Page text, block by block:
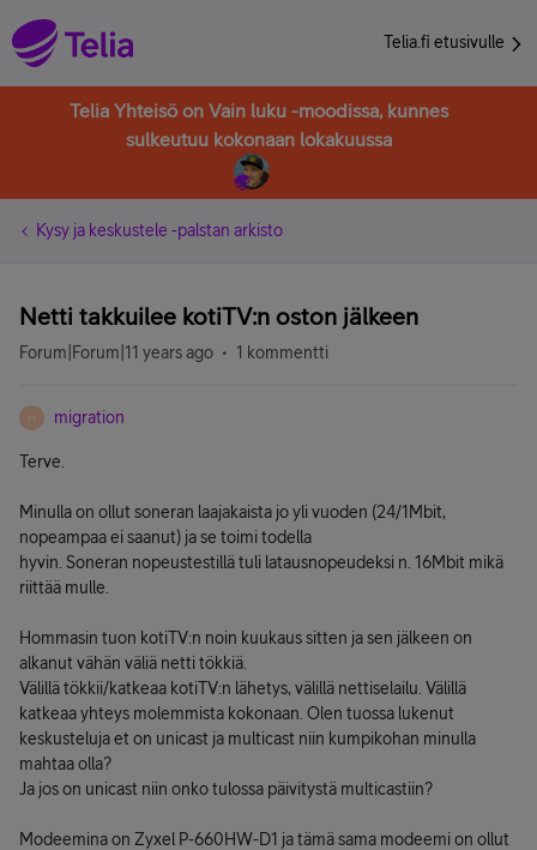
Telia.fi etusivulle
Telia Yhteisö on Vain luku -moodissa, kunnes
sulkeutuu kokonaan lokakuussa
Kysy ja keskustele -palstan arkisto
Netti takkuilee kotiTV:n oston jälkeen
Forum|Forum|11 years ago 1 kommentti
M migration
Terve.
Minulla on ollut soneran laajakaista jo yli vuoden (24/1Mbit,
nopeampaa ei saanut) ja se toimi todella
hyvin. Soneran nopeustestillä tuli latausnopeudeksi n. 16Mbit mikä
riittää mulle.
Hommasin tuon kotiTV:n noin kuukaus sitten ja sen jälkeen on
alkanut vähän väliä netti tökkiä.
Välillä tökkii/katkeaa kotiTV:n lähetys, välillä nettiselailu. Välillä
katkeaa yhteys molemmista kokonaan. Olen tuossa lukenut
keskusteluja et on unicast ja multicast niin kumpikohan minulla
mahtaa olla?
Ja jos on unicast niin onko tulossa päivitystä multicastiin?
Modeemina on Zyxel P-660HW-D1 ja tämä sama modeemi on ollut